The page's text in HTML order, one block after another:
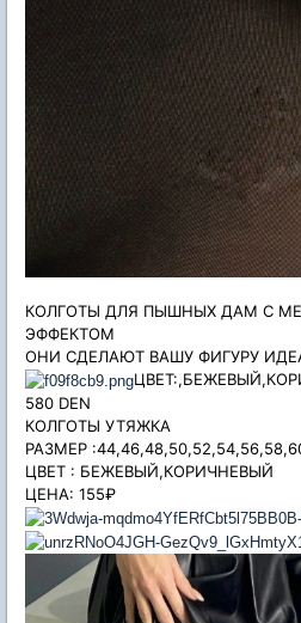
КОЛГОТЫ ДЛЯ ПЫШНЫХ ДАМ С
ЭФФЕКТОМ
ОНИ СДЕЛАЮТ ВАШУ ФИГУРУ
580 DEN
КОЛГОТЫ УТЯЖКА
РАЗМЕР
ЦВЕТ : БЕЖЕВЫЙ,КОРИЧНЕВЫЙ
ЦЕНА: 155₽